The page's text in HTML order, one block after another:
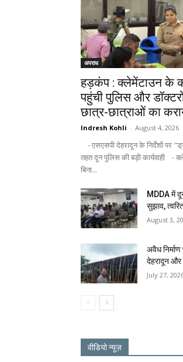
अपराध
हड़कंप : क्लेमेंटाउन के
पहुंची पुलिस और
छात्र-छात्राओं का
Indresh Kohli - August 4, 2026
- एसएसपी देहरादून के निर्देशों पर
तहत दून पुलिस की बड़ी कार्यवाही -
बिना...
MDDA में
सुझाव, त्वरित
August 3,
अवैध
देहरादून और
July 27,
वीडियो न्यूज़